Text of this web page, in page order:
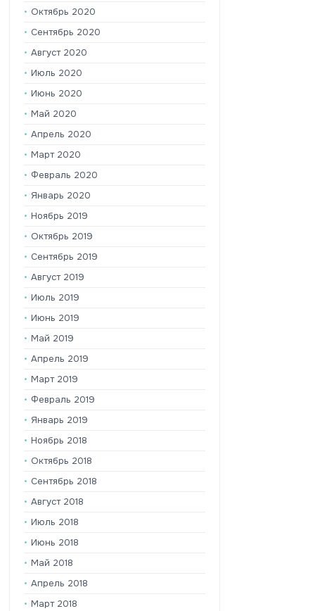
Октябрь 2020
Сентябрь 2020
Август 2020
Июль 2020
Июнь 2020
Май 2020
Апрель 2020
Март 2020
Февраль 2020
Январь 2020
Ноябрь 2019
Октябрь 2019
Сентябрь 2019
Август 2019
Июль 2019
Июнь 2019
Май 2019
Апрель 2019
Март 2019
Февраль 2019
Январь 2019
Ноябрь 2018
Октябрь 2018
Сентябрь 2018
Август 2018
Июль 2018
Июнь 2018
Май 2018
Апрель 2018
Март 2018